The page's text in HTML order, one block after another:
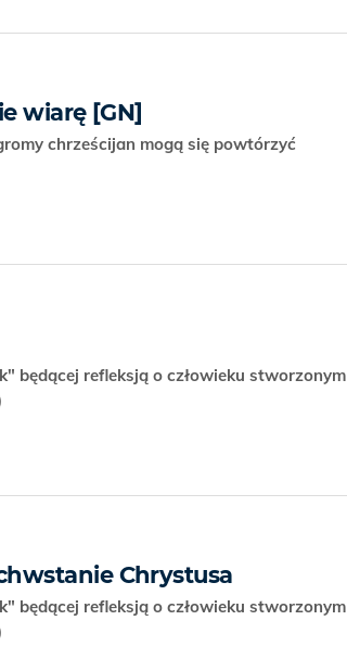
wiarę [GN]
chrześcijan mogą się powtórzyć
będącej refleksją o człowieku stworzonym
Chrystusa
będącej refleksją o człowieku stworzonym